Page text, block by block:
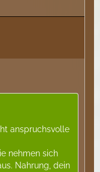
anspruchsvolle
nehmen sich
Nahrung, dein